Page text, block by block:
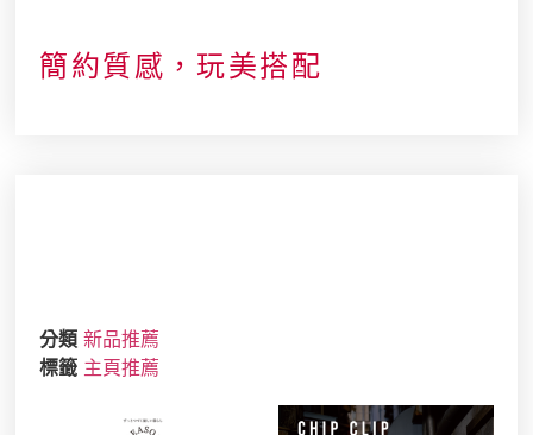
簡約質感，玩美搭配
分類 新品推薦
標籤 主頁推薦